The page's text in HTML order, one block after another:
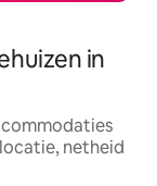
in
netheid